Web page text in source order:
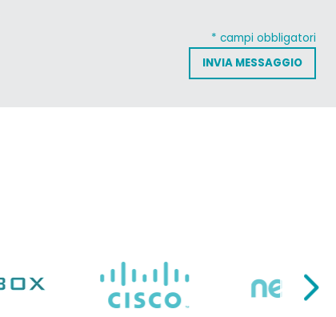
* campi obbligatori